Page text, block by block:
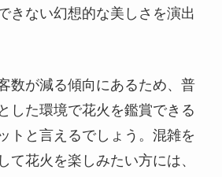
きない幻想的な美しさを演出
数が減る傾向にあるため、普
した環境で花火を鑑賞できる
トと言えるでしょう。混雑を
て花火を楽しみたい方には、